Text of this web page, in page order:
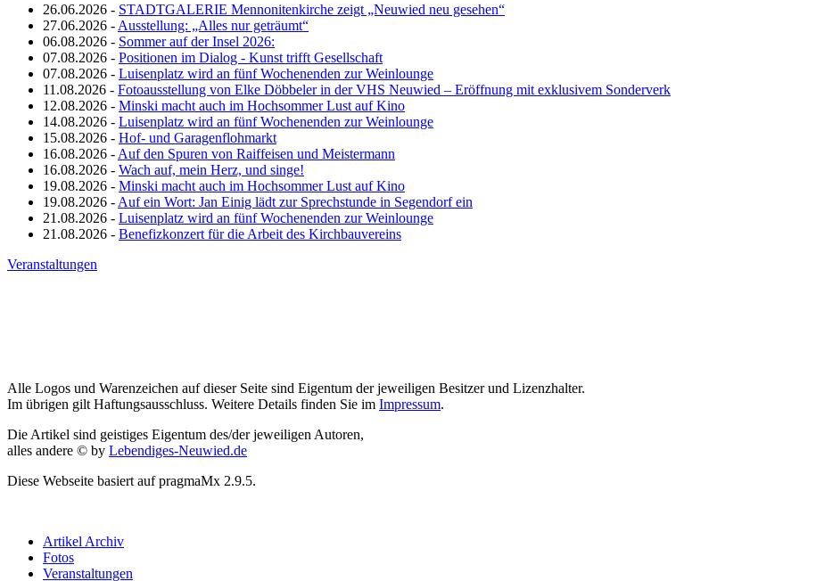
26.06.2026 - STADTGALERIE Mennonitenkirche zeigt „Neuwied neu gesehen“
27.06.2026 - Ausstellung: „Alles nur geträumt“
06.08.2026 - Sommer auf der Insel 2026:
07.08.2026 - Positionen im Dialog - Kunst trifft Gesellschaft
07.08.2026 - Luisenplatz wird an fünf Wochenenden zur Weinlounge
11.08.2026 - Fotoausstellung von Elke Döbbeler in der VHS Neuwied – Eröffnung mit exklusivem Sonderverk
12.08.2026 - Minski macht auch im Hochsommer Lust auf Kino
14.08.2026 - Luisenplatz wird an fünf Wochenenden zur Weinlounge
15.08.2026 - Hof- und Garagenflohmarkt
16.08.2026 - Auf den Spuren von Raiffeisen und Meistermann
16.08.2026 - Wach auf, mein Herz, und singe!
19.08.2026 - Minski macht auch im Hochsommer Lust auf Kino
19.08.2026 - Auf ein Wort: Jan Einig lädt zur Sprechstunde in Segendorf ein
21.08.2026 - Luisenplatz wird an fünf Wochenenden zur Weinlounge
21.08.2026 - Benefizkonzert für die Arbeit des Kirchbauvereins
Veranstaltungen
Alle Logos und Warenzeichen auf dieser Seite sind Eigentum der jeweiligen Besitzer und Lizenzhalter.
Im übrigen gilt Haftungsausschluss. Weitere Details finden Sie im Impressum.
Die Artikel sind geistiges Eigentum des/der jeweiligen Autoren,
alles andere © by Lebendiges-Neuwied.de
Diese Webseite basiert auf pragmaMx 2.9.5.
Artikel Archiv
Fotos
Veranstaltungen